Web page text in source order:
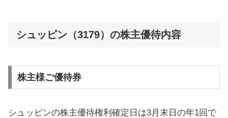
シュッピン（3179）の株主優待内容
株主様ご優待券
シュッピンの株主優待権利確定日は3月末日の年1回で